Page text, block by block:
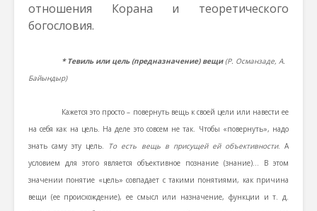
отношения Корана и теоретического
богословия.
* Тевиль или цель (предназначение) вещи(Р. Османзаде, А.
Байындыр)
Кажется это просто – повернуть вещь к своей цели или навести ее
на себя как на цель. На деле это совсем не так. Чтобы «повернуть», надо
знать саму эту цель.
То есть вещь в присущей ей объективности. А
условием для этого является объективное познание (знание)… В этом
значении понятие «цель» совпадает с такими понятиями, как причина
вещи (ее происхождение), ее смысл или назначение, функции и т. д.